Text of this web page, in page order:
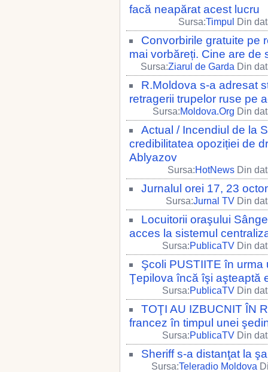
facă neapărat acest lucru
Sursa:Timpul Din
Convorbirile gratuite pe
mai vorbăreți. Cine are de
Sursa:Ziarul de Garda Din
R.Moldova s-a adresat
retragerii trupelor ruse pe
Sursa:Moldova.Org Din
Actual / Incendiul de la
credibilitatea opoziției de
Ablyazov
Sursa:HotNews Din
Jurnalul orei 17, 23
Sursa:Jurnal TV Din
Locuitorii oraşului
acces la sistemul
Sursa:PublicaTV Din
Şcoli PUSTIITE în
Ţepilova încă îşi aşteaptă
Sursa:PublicaTV Din
TOŢI AU IZBUCNIT ÎN
francez în timpul unei
Sursa:PublicaTV Din
Sheriff s-a distanţat la
Sursa:Teleradio Moldova